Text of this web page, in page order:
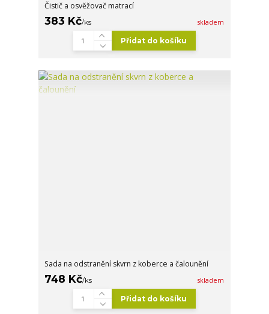
Čistič a osvěžovač matrací
383 Kč/ks skladem
Přidat do košíku
Sada na odstranění skvrn z koberce a čalounění
748 Kč/ks skladem
Přidat do košíku